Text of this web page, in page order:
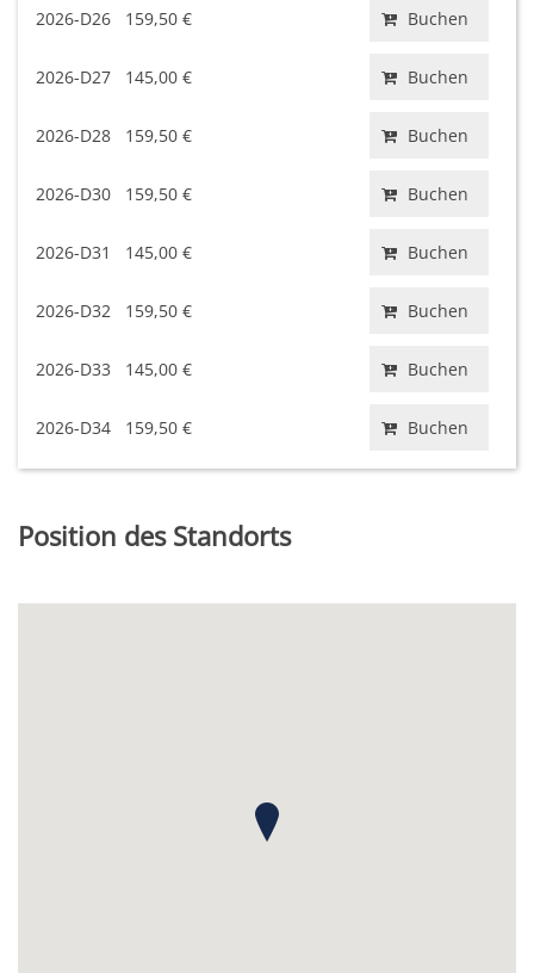
2026-D26 159,50 € Buchen
2026-D27 145,00 € Buchen
2026-D28 159,50 € Buchen
2026-D30 159,50 € Buchen
2026-D31 145,00 € Buchen
2026-D32 159,50 € Buchen
2026-D33 145,00 € Buchen
2026-D34 159,50 € Buchen
Position des Standorts